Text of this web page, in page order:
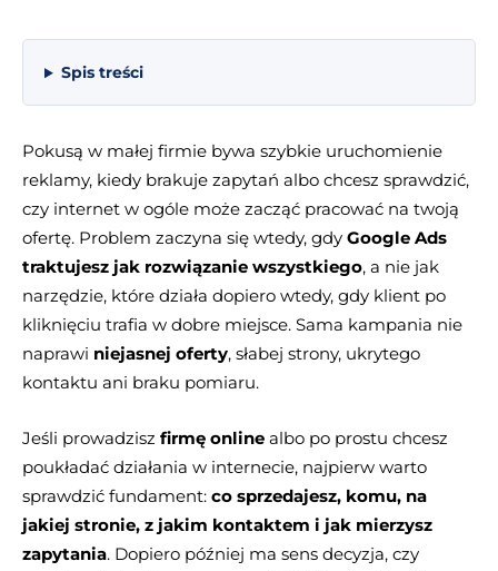
Spis treści
Pokusą w małej firmie bywa szybkie uruchomienie
reklamy, kiedy brakuje zapytań albo chcesz sprawdzić,
czy internet w ogóle może zacząć pracować na twoją
ofertę. Problem zaczyna się wtedy, gdy Google Ads
traktujesz jak rozwiązanie wszystkiego, a nie jak
narzędzie, które działa dopiero wtedy, gdy klient po
kliknięciu trafia w dobre miejsce. Sama kampania nie
naprawi niejasnej oferty, słabej strony, ukrytego
kontaktu ani braku pomiaru.
Jeśli prowadzisz firmę online albo po prostu chcesz
poukładać działania w internecie, najpierw warto
sprawdzić fundament: co sprzedajesz, komu, na
jakiej stronie, z jakim kontaktem i jak mierzysz
zapytania. Dopiero później ma sens decyzja, czy